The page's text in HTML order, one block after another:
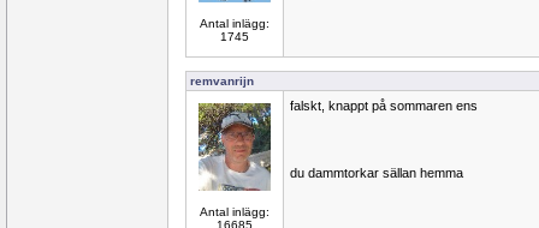
Antal inlägg:
1745
remvanrijn
Antal inlägg:
falskt, knappt på sommaren ens
du dammtorkar sällan hemma